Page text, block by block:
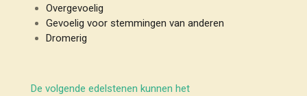
Overgevoelig
Gevoelig voor stemmingen van anderen
Dromerig
De volgende edelstenen kunnen het